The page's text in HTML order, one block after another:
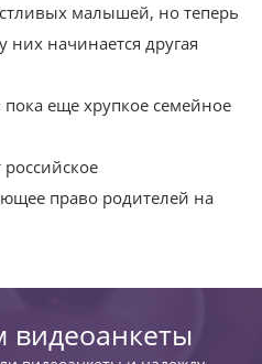
малышей, но теперь
них начинается другая
еще хрупкое семейное
право родителей на
видеоанкеты